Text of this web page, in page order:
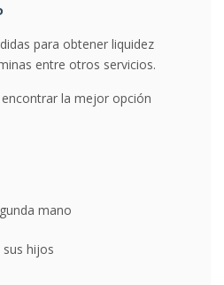
para obtener liquidez
entre otros servicios.
la mejor opción
mano
hijos